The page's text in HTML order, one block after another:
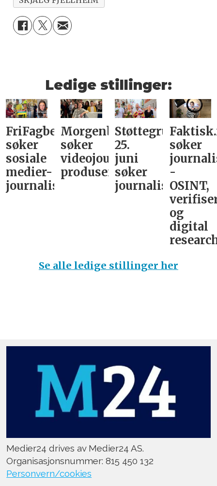
Ledige stillinger:
FriFagbevegelse
søker
sosiale
medier-
journalist
Morgenbladet
søker
videojournalist/podkast-
produsent
Støttegruppa
25.
juni
søker
journalist
søker
-
OSINT,
og
digital
Se alle ledige stillinger her
Medier24 drives av Medier24 AS.
Organisasjonsnummer: 815 450 132
Personvern/cookies